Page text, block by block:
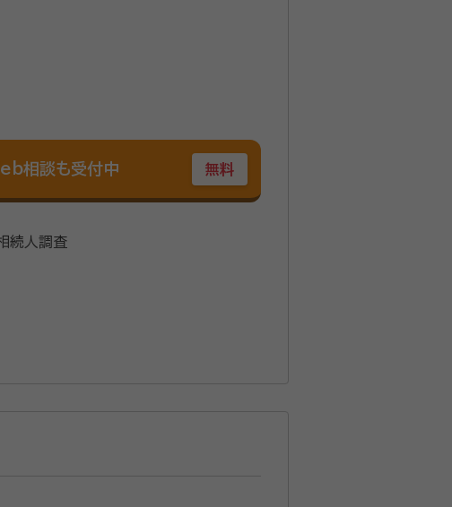
相談も受付中 無料
続人調査